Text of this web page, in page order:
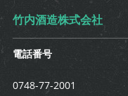
竹内酒造株式会社
電話番号
0748-77-2001